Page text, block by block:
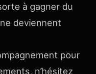
à gagner du
deviennent
pour
n’hésitez